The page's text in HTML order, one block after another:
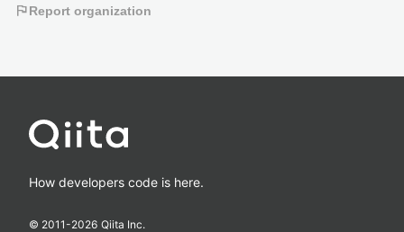
flagReport organization
How developers code is here.
© 2011-2026 Qiita Inc.